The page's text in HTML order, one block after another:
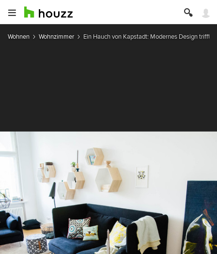
Wohnen Wohnzimmer Ein Hauch von Kapstadt: Modernes Design trifft